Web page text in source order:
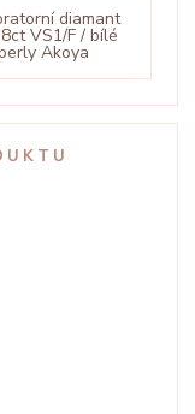
diamant
VS1/F / bílé
Akoya